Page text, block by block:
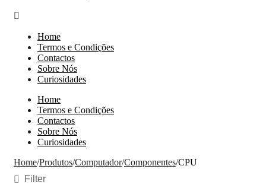
Home
Termos e Condições
Contactos
Sobre Nós
Curiosidades
Home
Termos e Condições
Contactos
Sobre Nós
Curiosidades
Home/Produtos/Computador/Componentes/CPU
Filter